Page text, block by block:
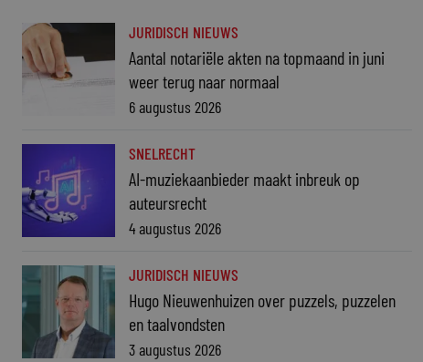
JURIDISCH NIEUWS
Aantal notariële akten na topmaand in juni
weer terug naar normaal
6 augustus 2026
SNELRECHT
AI-muziekaanbieder maakt inbreuk op
auteursrecht
4 augustus 2026
JURIDISCH NIEUWS
Hugo Nieuwenhuizen over puzzels, puzzelen
en taalvondsten
3 augustus 2026